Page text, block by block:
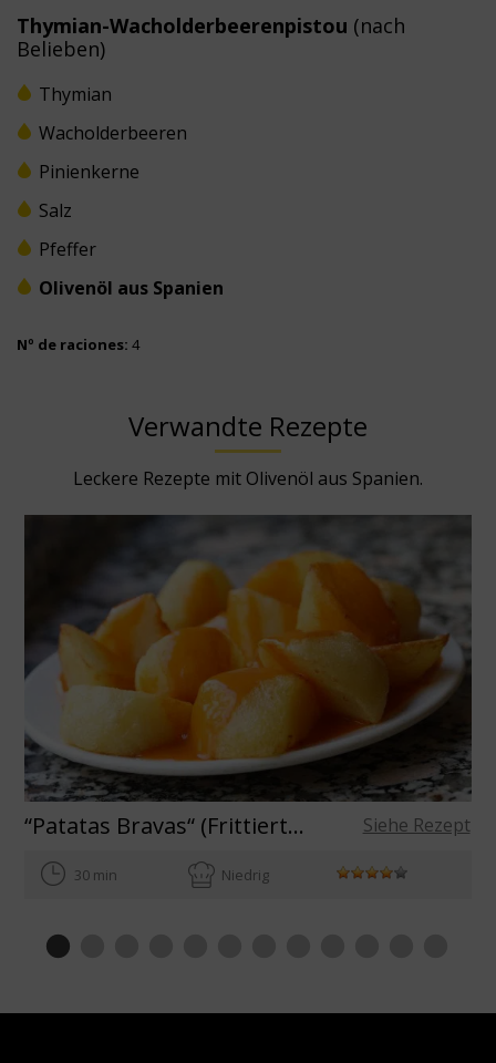
Thymian-Wacholderbeerenpistou (nach
Belieben)
Thymian
Wacholderbeeren
Pinienkerne
Salz
Pfeffer
Olivenöl aus Spanien
Nº de raciones: 4
Verwandte Rezepte
Leckere Rezepte mit Olivenöl aus Spanien.
“Patatas Bravas“ (Frittierte Kartoffeln mit scharfer Soße) Siehe Rezept
30 min Niedrig